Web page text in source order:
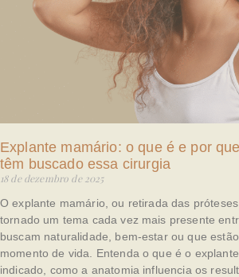
Explante mamário: o que é e por
têm buscado essa cirurgia
18 de dezembro de 2025
O explante mamário, ou retirada das
tornado um tema cada vez mais presente
buscam naturalidade, bem-estar ou que
momento de vida. Entenda o que é o
indicado, como a anatomia influencia os